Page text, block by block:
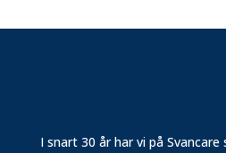
I snart 30 år har vi på